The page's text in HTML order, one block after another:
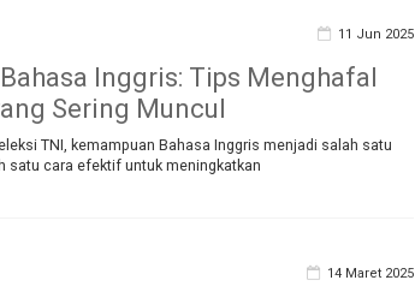
11 Jun 2025
Inggris: Tips Menghafal
Sering Muncul
TNI, kemampuan Bahasa Inggris menjadi salah satu
satu cara efektif untuk meningkatkan
14 Maret 2025